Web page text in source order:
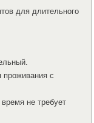
для длительного
проживания с
не требует